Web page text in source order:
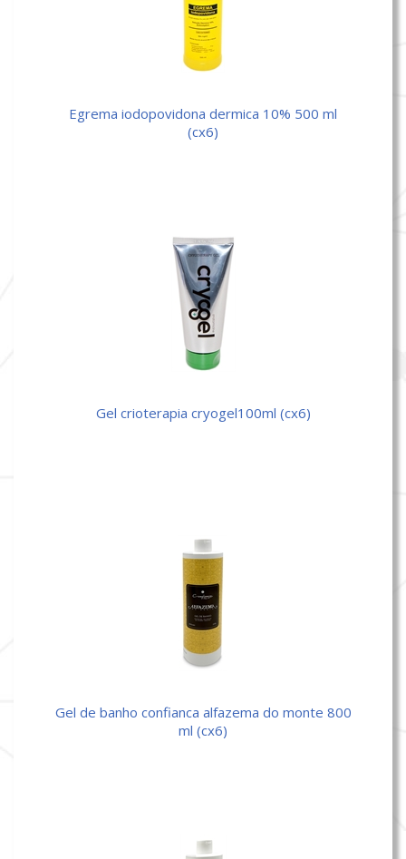
egrema iodopovidona dermica 10% 500 ml
(cx6)
gel crioterapia cryogel100ml (cx6)
gel de banho confianca alfazema do monte 800
ml (cx6)